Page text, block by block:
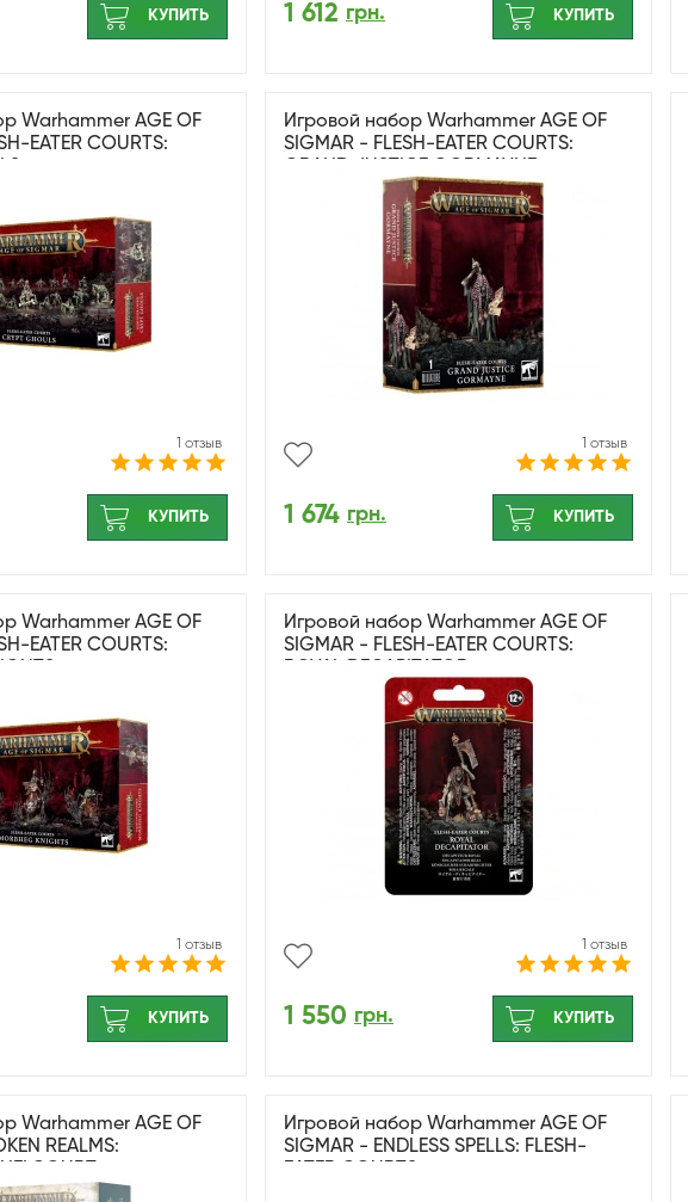
КУПИТЬ 1 612 грн. КУПИТЬ
Warhammer AGE OF
EATER COURTS:
1 отзыв
КУПИТЬ
Игровой набор Warhammer AGE OF
SIGMAR - FLESH-EATER COURTS:
1 отзыв
1 674 грн. КУПИТЬ
Warhammer AGE OF
EATER COURTS:
1 отзыв
КУПИТЬ
Игровой набор Warhammer AGE OF
SIGMAR - FLESH-EATER COURTS:
1 отзыв
1 550 грн. КУПИТЬ
Warhammer AGE OF
REALMS:
Игровой набор Warhammer AGE OF
SIGMAR - ENDLESS SPELLS: FLESH-